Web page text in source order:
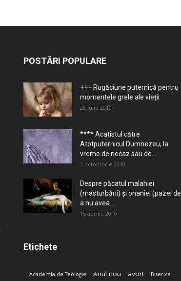
POSTĂRI POPULARE
+++ Rugăciune puternică pentru
momentele grele ale vieţii
28 iulie 2010
**** Acatistul către
Atotputernicul Dumnezeu, la
vreme de necaz sau de...
5 octombrie 2010
Despre păcatul malahiei
(masturbării) şi onaniei (pazei de
a nu avea...
15 aprilie 2010
Etichete
Academia de Teologie Anul nou avort Biserica